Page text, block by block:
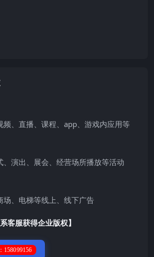
频、直播、课程、app、游戏内应用等
、演出、展会、经营场所播放等活动
场、电梯等线上、线下广告
客服获得企业版权】
158099156